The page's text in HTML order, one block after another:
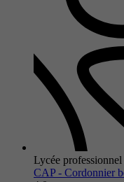
Lycée professionnel
CAP - Cordonnier